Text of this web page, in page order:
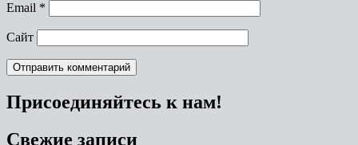
Email *
Сайт
Присоединяйтесь к нам!
Свежие записи